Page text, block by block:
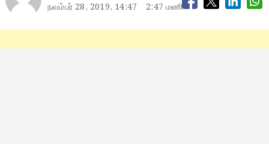
நவம்பர் 28, 2019, 14:47 2:47 மணி